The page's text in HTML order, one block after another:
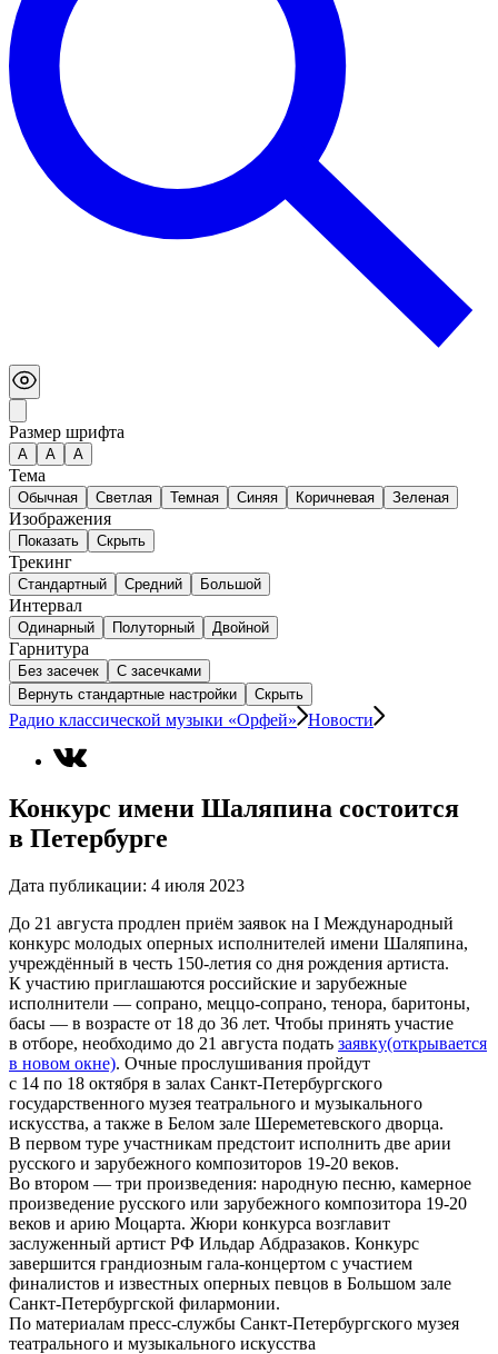
Размер шрифта
А A A
Тема
Обычная Светлая Темная Синяя Коричневая Зеленая
Изображения
Показать Скрыть
Трекинг
Стандартный Средний Большой
Интервал
Одинарный Полуторный Двойной
Гарнитура
Без засечек
С засечками
Вернуть стандартные настройки
Скрыть
Радио классической музыки «Орфей» Новости
Конкурс имени Шаляпина состоится
в Петербурге
Дата публикации: 4 июля 2023
До 21 августа продлен приём заявок на I Международный
конкурс молодых оперных исполнителей имени Шаляпина,
учреждённый в честь 150-летия со дня рождения артиста.
К участию приглашаются российские и зарубежные
исполнители — сопрано, меццо-сопрано, тенора, баритоны,
басы — в возрасте от 18 до 36 лет. Чтобы принять участие
в отборе, необходимо до 21 августа подать заявку(открывается
в новом окне). Очные прослушивания пройдут
с 14 по 18 октября в залах Санкт-Петербургского
государственного музея театрального и музыкального
искусства, а также в Белом зале Шереметевского дворца.
В первом туре участникам предстоит исполнить две арии
русского и зарубежного композиторов 19-20 веков.
Во втором — три произведения: народную песню, камерное
произведение русского или зарубежного композитора 19-20
веков и арию Моцарта. Жюри конкурса возглавит
заслуженный артист РФ Ильдар Абдразаков. Конкурс
завершится грандиозным гала-концертом с участием
финалистов и известных оперных певцов в Большом зале
Санкт-Петербургской филармонии.
По материалам пресс-службы Санкт-Петербургского музея
театрального и музыкального искусства